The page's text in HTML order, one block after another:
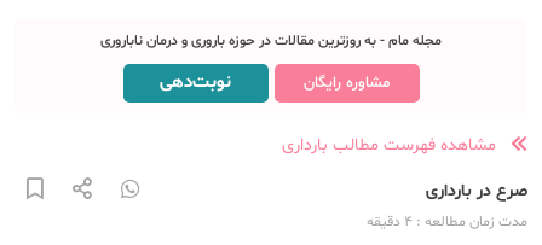
مجله مام - به روزترین مقالات در حوزه باروری و درمان ناباروری
مشاوره رایگان نوبت‌دهی
مشاهده فهرست مطالب بارداری
صرع در بارداری
مدت زمان مطالعه : 4 دقیقه